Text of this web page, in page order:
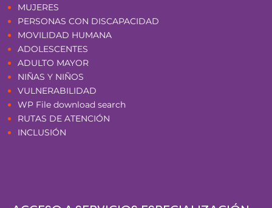
MUJERES
PERSONAS CON DISCAPACIDAD
MOVILIDAD HUMANA
ADOLESCENTES
ADULTO MAYOR
NIÑAS Y NIÑOS
VULNERABILIDAD
WP File download search
RUTAS DE ATENCIÓN
INCLUSIÓN